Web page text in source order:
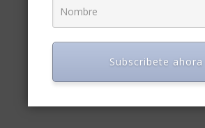
Subscribete ahora